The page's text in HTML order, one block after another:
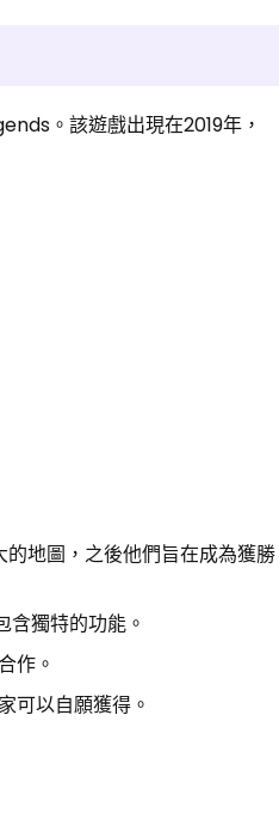
。該遊戲出現在2019年，
地圖，之後他們旨在成為獲勝
含獨特的功能。
作。
可以自願獲得。